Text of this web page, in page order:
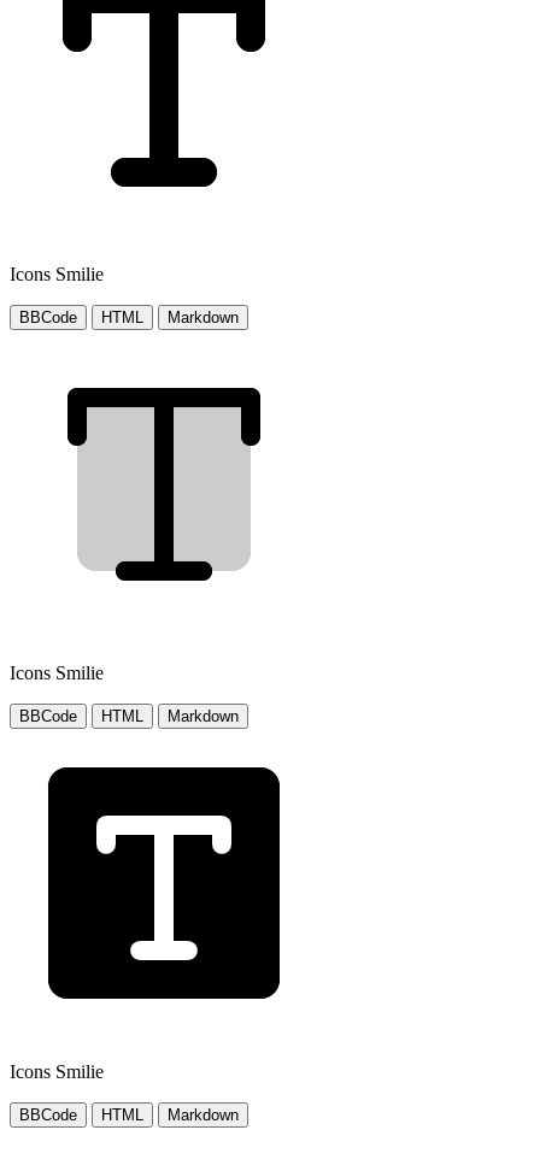
Icons Smilie
BBCode HTML Markdown
Icons Smilie
BBCode HTML Markdown
Icons Smilie
BBCode HTML Markdown